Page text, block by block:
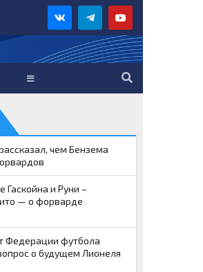
чем Бензема
Гаскойна и Руни –
— о форварде
Федерации футбола
о будущем Лионеля